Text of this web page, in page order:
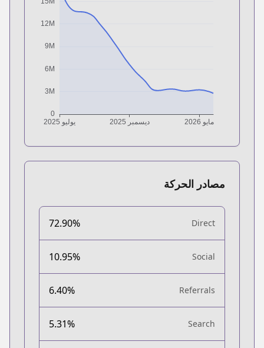
مصادر الحركة
Direct
72.90%
Social
10.95%
Referrals
6.40%
Search
5.31%